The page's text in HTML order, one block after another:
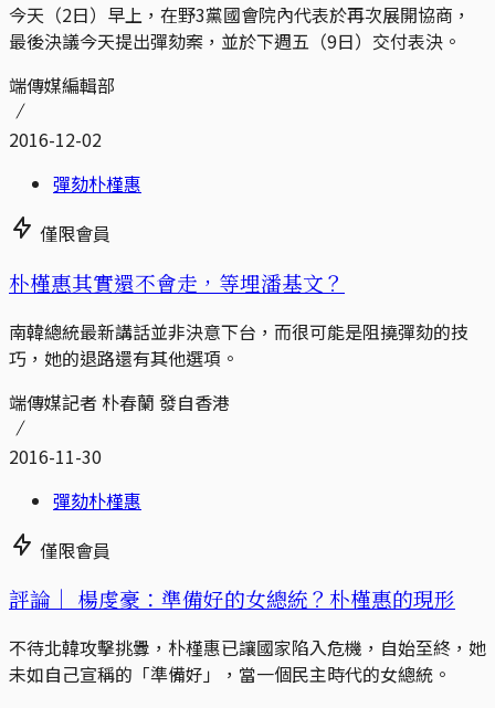
今天（2日）早上，在野3黨國會院內代表於再次展開協商，
最後決議今天提出彈劾案，並於下週五（9日）交付表決。
端傳媒編輯部
2016-12-02
彈劾朴槿惠
僅限會員
朴槿惠其實還不會走，等埋潘基文？
南韓總統最新講話並非決意下台，而很可能是阻撓彈劾的技
巧，她的退路還有其他選項。
端傳媒記者 朴春蘭 發自香港
2016-11-30
彈劾朴槿惠
僅限會員
評論｜ 楊虔豪：準備好的女總統？朴槿惠的現形
不待北韓攻擊挑釁，朴槿惠已讓國家陷入危機，自始至終，她
未如自己宣稱的「準備好」，當一個民主時代的女總統。